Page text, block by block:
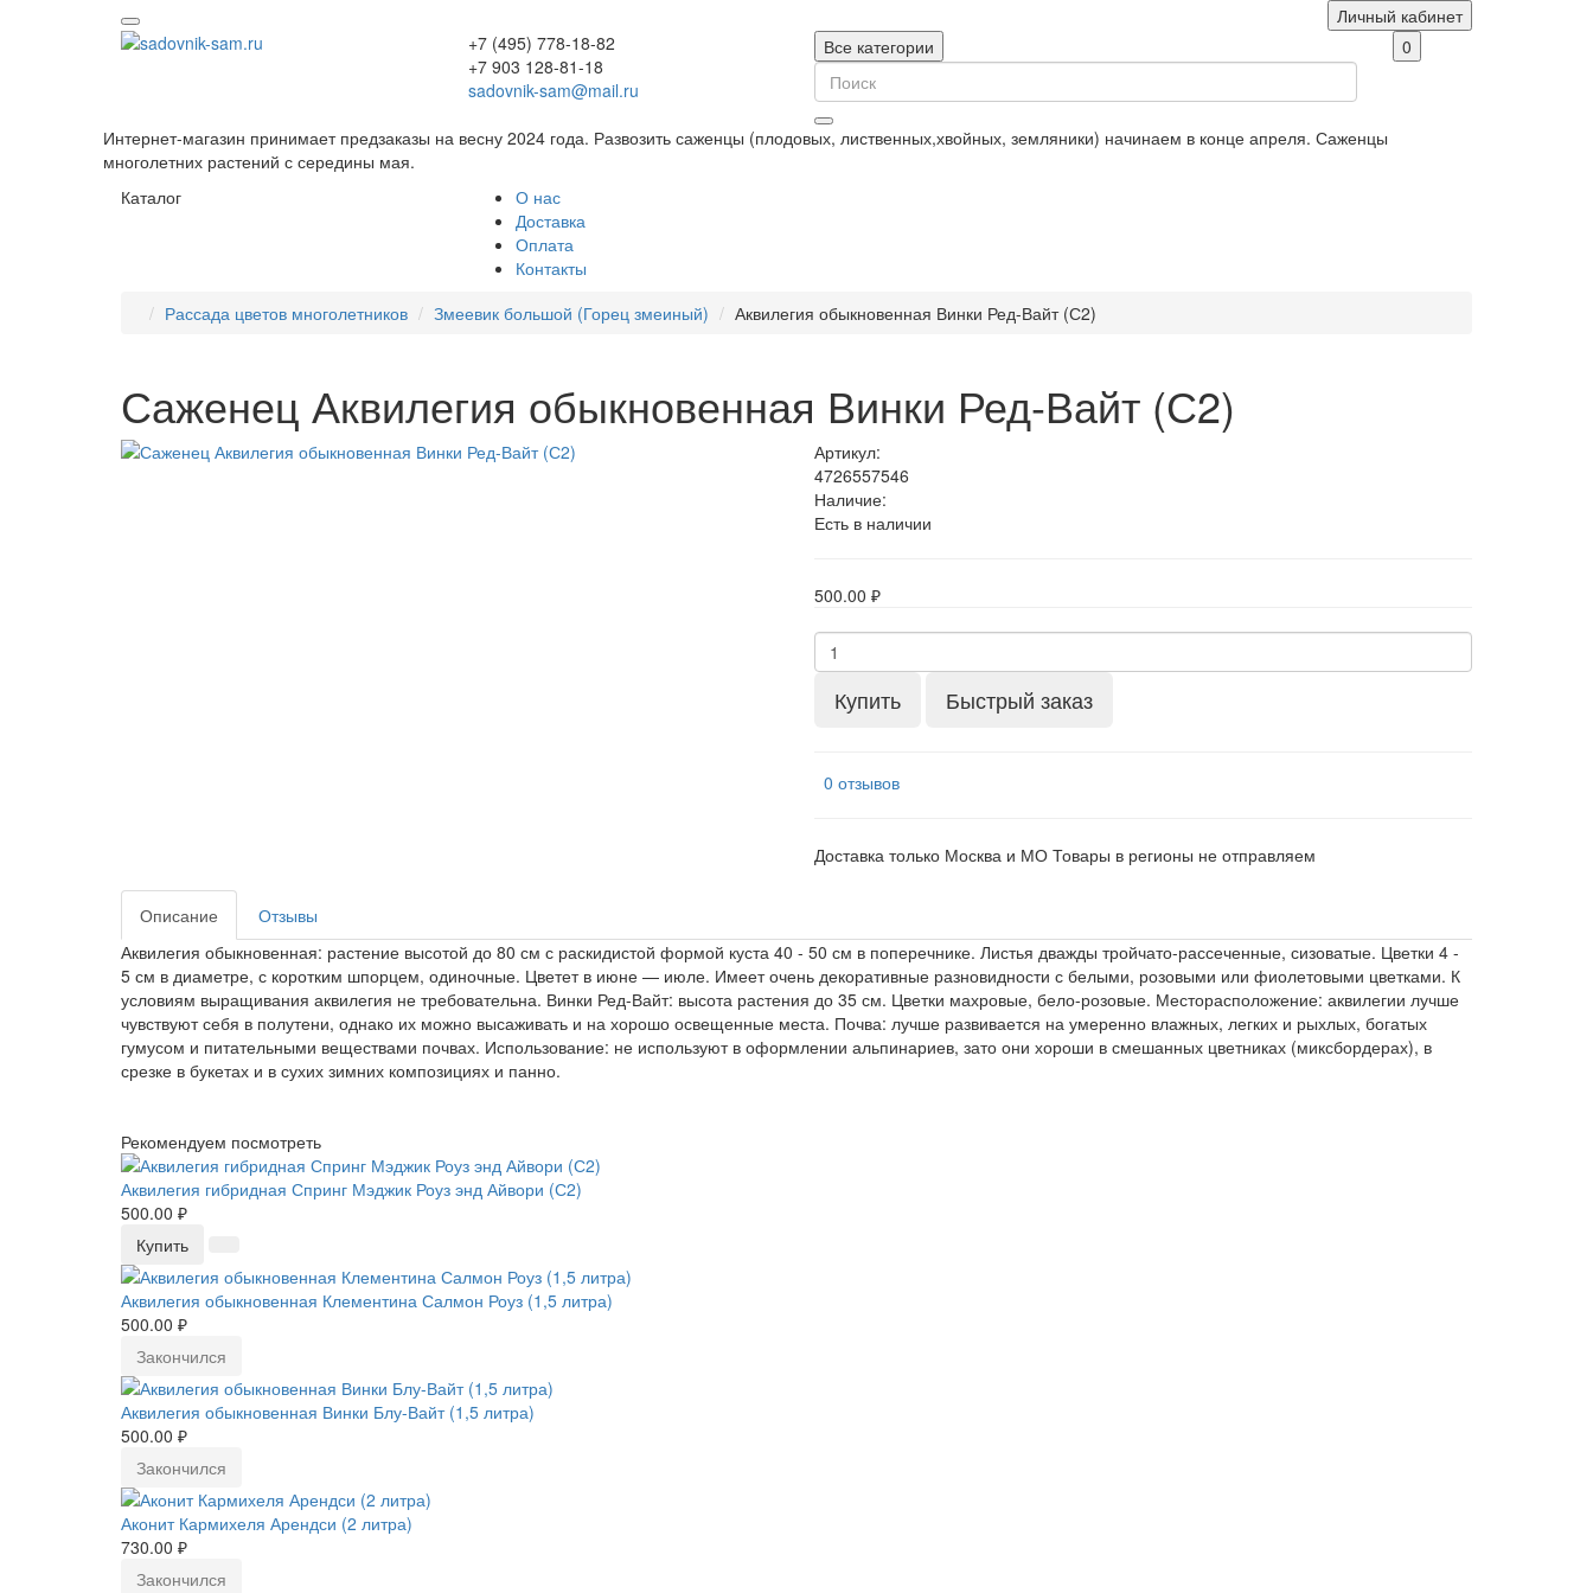
Личный кабинет
+7 (495) 778-18-82
+7 903 128-81-18
sadovnik-sam@mail.ru
0
Все категории
Интернет-магазин принимает предзаказы на весну 2024 года. Развозить саженцы (плодовых, лиственных,хвойных, земляники) начинаем в конце апреля. Саженцы
многолетних растений с середины мая.
Каталог
О нас
Доставка
Оплата
Контакты
Рассада цветов многолетников
Змеевик большой (Горец змеиный) Аквилегия обыкновенная Винки Ред-Вайт (С2)
Саженец Аквилегия обыкновенная Винки Ред-Вайт (С2)
Артикул:
4726557546
Наличие:
Есть в наличии
500.00 ₽
Купить Быстрый заказ
0 отзывов
Доставка только Москва и МО Товары в регионы не отправляем
Описание
Отзывы
Аквилегия обыкновенная: растение высотой до 80 см с раскидистой формой куста 40 - 50 см в поперечнике. Листья дважды тройчато-рассеченные, сизоватые. Цветки 4 -
5 см в диаметре, с коротким шпорцем, одиночные. Цветет в июне — июле. Имеет очень декоративные разновидности с белыми, розовыми или фиолетовыми цветками. К
условиям выращивания аквилегия не требовательна. Винки Ред-Вайт: высота растения до 35 см. Цветки махровые, бело-розовые. Месторасположение: аквилегии лучше
чувствуют себя в полутени, однако их можно высаживать и на хорошо освещенные места. Почва: лучше развивается на умеренно влажных, легких и рыхлых, богатых
гумусом и питательными веществами почвах. Использование: не используют в оформлении альпинариев, зато они хороши в смешанных цветниках (миксбордерах), в
срезке в букетах и в сухих зимних композициях и панно.
Рекомендуем посмотреть
Аквилегия гибридная Спринг Мэджик Роуз энд Айвори (С2)
500.00 ₽
Купить
Аквилегия обыкновенная Клементина Салмон Роуз (1,5 литра)
500.00 ₽
Закончился
Аквилегия обыкновенная Винки Блу-Вайт (1,5 литра)
500.00 ₽
Закончился
Аконит Кармихеля Арендси (2 литра)
730.00 ₽
Закончился